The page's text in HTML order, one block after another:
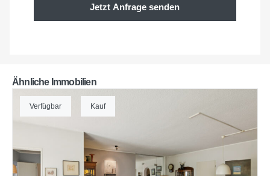
Jetzt Anfrage senden
Ähnliche Immobilien
Verfügbar Kauf